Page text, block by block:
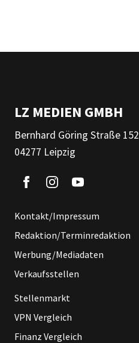
LZ MEDIEN GMBH
Bernhard Göring Straße 152
04277 Leipzig
Kontakt/Impressum
Redaktion/Terminredaktion
Werbung/Mediadaten
Verkaufsstellen
Stellenmarkt
VPN Vergleich
Finanz Vergleich